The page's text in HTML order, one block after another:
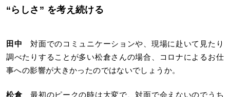
“らしさ” を考え続ける
田中 対面でのコミュニケーションや、現場に赴いて見たり
調べたりすることが多い松倉さんの場合、コロナによるお仕
事への影響が大きかったのではないでしょうか。
松倉最初のピークの時は大変で、対面で会えないのでうち